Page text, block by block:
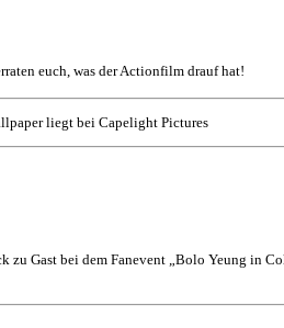
euch, was der Actionfilm drauf hat!
liegt bei Capelight Pictures
Gast bei dem Fanevent „Bolo Yeung in